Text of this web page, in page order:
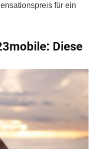
für ein
Diese